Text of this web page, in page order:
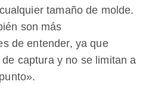
tamaño de molde.
son más
de entender, ya que
captura y no se limitan a